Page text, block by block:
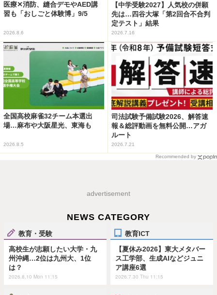
医療✕消防、縫合デモやAED講
習も「おしごと体験博」9/5
2026.8.6
【中学受験2027】人気校の併願
先は…四谷大塚「第2回合不合判
定テスト」結果
2026.7.16
全国高校麻雀32チーム本選出
場…麻布や大阪星光、東海も
2026.8.5
司法試験予備試験2026、解答速
報＆総評動画を無料公開…アガ
ルート
2026.7.21
Recommended by
advertisement
NEWS CATEGORY
教育・受験
高校生が志願したい大学・九
州沖縄…2位は九州大、1位
は？
2026.8.10 Mon 11:15
教育ICT
【夏休み2026】東大メタバー
ス工学部、生成AIなどジュニ
ア講座6選
2026.7.30 Thu 11:15